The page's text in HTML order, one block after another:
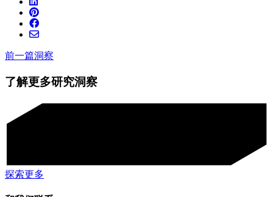
前一篇洞察
了解更多研究洞察
探索更多